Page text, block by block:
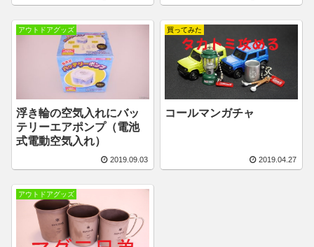
アウトドアグッズ
浮き輪の空気入れにバッ
テリーエアポンプ（電池
式電動空気入れ）
2019.09.03
買ってみた
コールマンガチャ
2019.04.27
アウトドアグッズ